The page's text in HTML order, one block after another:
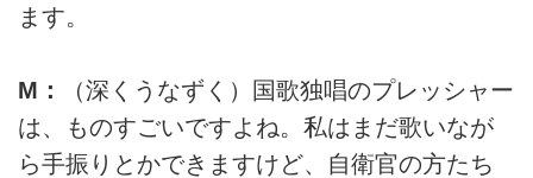
ます。
M：
（深くうなずく）国歌独唱のプレッシャー
は、ものすごいですよね。私はまだ歌いなが
ら手振りとかできますけど、自衛官の方たち